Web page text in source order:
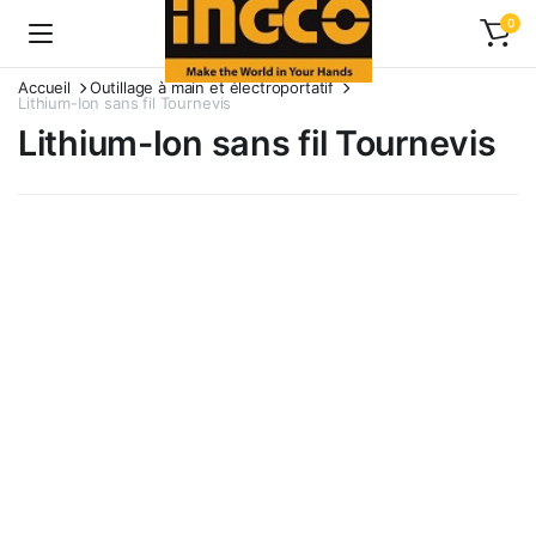
0
Accueil
Outillage à main et électroportatif
Lithium-Ion sans fil Tournevis
Lithium-Ion sans fil Tournevis